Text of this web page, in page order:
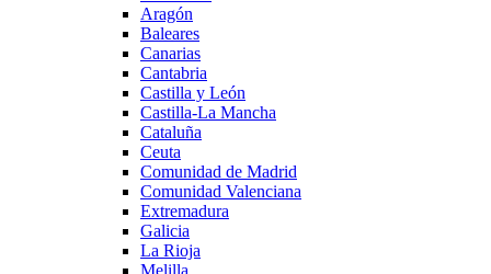
Aragón
Baleares
Canarias
Cantabria
Castilla y León
Castilla-La Mancha
Cataluña
Ceuta
Comunidad de Madrid
Comunidad Valenciana
Extremadura
Galicia
La Rioja
Melilla